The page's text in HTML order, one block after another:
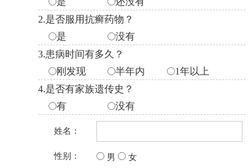
2.是否服用抗癣药物？
是
没有
3.患病时间有多久？
刚发现
半年内
1年以上
4.是否有家族遗传史？
有
没有
姓名：
性别： 男 女